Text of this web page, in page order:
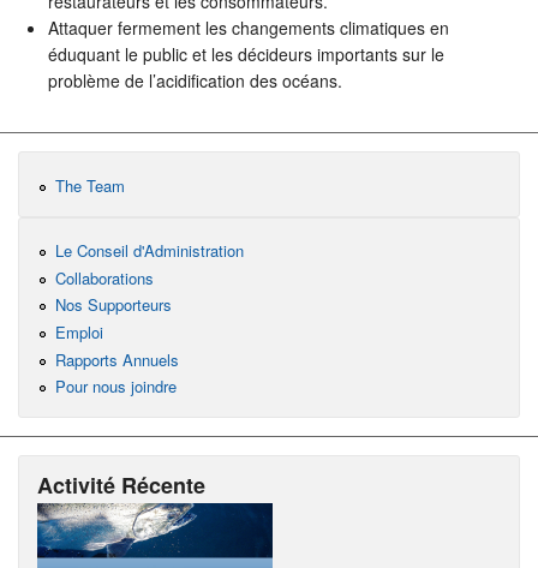
Attaquer fermement les changements climatiques en
éduquant le public et les décideurs importants sur le
problème de l’acidification des océans.
The Team
Le Conseil d'Administration
Collaborations
Nos Supporteurs
Emploi
Rapports Annuels
Pour nous joindre
Activité Récente